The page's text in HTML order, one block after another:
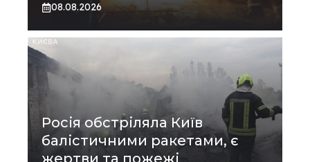
08.08.2026
Росія обстріляла Київ
балістичними ракетами, є